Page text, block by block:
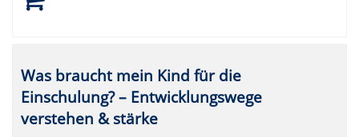
Was braucht mein Kind für die
Einschulung? – Entwicklungswege
verstehen & stärke